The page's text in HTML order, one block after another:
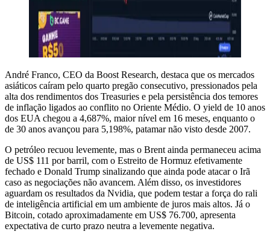
André Franco, CEO da Boost Research, destaca que os mercados
asiáticos caíram pelo quarto pregão consecutivo, pressionados pela
alta dos rendimentos dos Treasuries e pela persistência dos temores
de inflação ligados ao conflito no Oriente Médio. O yield de 10 anos
dos EUA chegou a 4,687%, maior nível em 16 meses, enquanto o
de 30 anos avançou para 5,198%, patamar não visto desde 2007.
O petróleo recuou levemente, mas o Brent ainda permaneceu acima
de US$ 111 por barril, com o Estreito de Hormuz efetivamente
fechado e Donald Trump sinalizando que ainda pode atacar o Irã
caso as negociações não avancem. Além disso, os investidores
aguardam os resultados da Nvidia, que podem testar a força do rali
de inteligência artificial em um ambiente de juros mais altos. Já o
Bitcoin, cotado aproximadamente em US$ 76.700, apresenta
expectativa de curto prazo neutra a levemente negativa.